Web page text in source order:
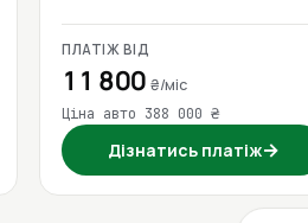
ПЛАТІЖ ВІД
11 800₴/міс
Ціна авто 388 000 ₴
Дізнатись платіж→